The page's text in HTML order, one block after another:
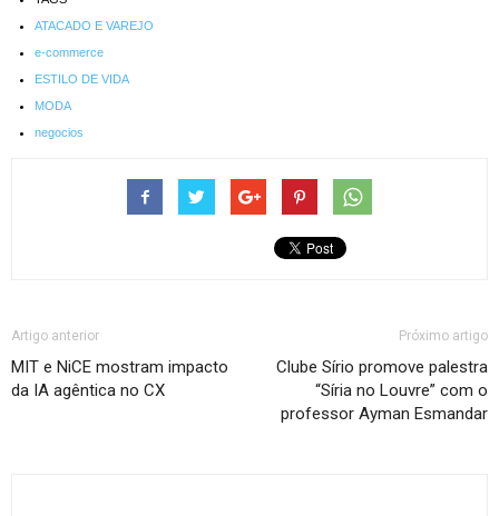
ATACADO E VAREJO
e-commerce
ESTILO DE VIDA
MODA
negocios
Artigo anterior
MIT e NiCE mostram impacto
da IA agêntica no CX
Próximo artigo
Clube Sírio promove palestra
“Síria no Louvre” com o
professor Ayman Esmandar